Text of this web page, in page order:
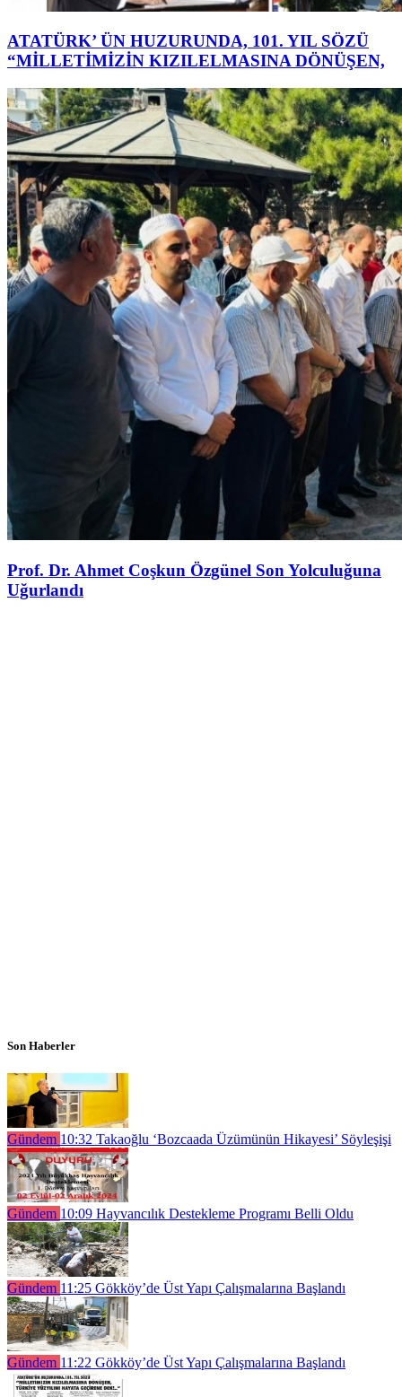
ATATÜRK’ ÜN HUZURUNDA, 101. YIL SÖZÜ
“MİLLETİMİZİN KIZILELMASINA DÖNÜŞEN,
Prof. Dr. Ahmet Coşkun Özgünel Son Yolculuğuna
Uğurlandı
Son Haberler
Gündem 10:32 Takaoğlu ‘Bozcaada Üzümünün Hikayesi’ Söyleşişi
Gündem 10:09 Hayvancılık Destekleme Programı Belli Oldu
Gündem 11:25 Gökköy’de Üst Yapı Çalışmalarına Başlandı
Gündem 11:22 Gökköy’de Üst Yapı Çalışmalarına Başlandı